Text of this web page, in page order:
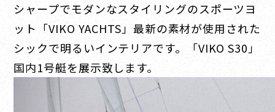
シャープでモダンなスタイリングのスポーツヨ
ット「VIKO YACHTS」最新の素材が使用された
シックで明るいインテリアです。「VIKO S30」
国内1号艇を展示致します。